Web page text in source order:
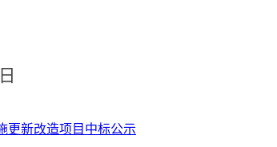
日
更新改造项目中标公示